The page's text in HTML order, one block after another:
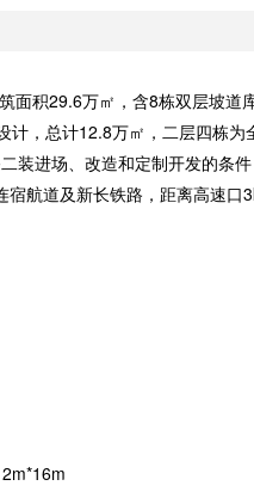
面积29.6万㎡，含8栋双层坡道
计，总计12.8万㎡，二层四栋
装进场、改造和定制开发的条
宿航道及新长铁路，距离高速